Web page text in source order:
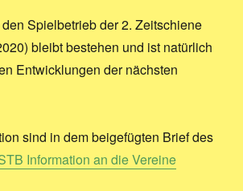
Spielbetrieb der 2. Zeitschiene
bleibt bestehen und ist natürlich
Entwicklungen der nächsten
sind in dem beigefügten Brief des
Information an die Vereine